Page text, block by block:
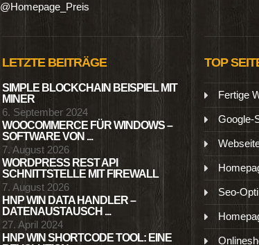
@Homepage_Preis
LETZTE BEITRÄGE
SIMPLE BLOCKCHAIN BEISPIEL MIT
MINER
6. September 2024
WOOCOMMERCE FÜR WINDOWS –
SOFTWARE VON ...
7. August 2026
WORDPRESS REST API
SCHNITTSTELLE MIT FIREWALL
7. August 2026
HNP WIN DATA HANDLER –
DATENAUSTAUSCH ...
27. April 2024
HNP WIN SHORTCODE TOOL: EINE
TOP
Fertige
Google-
Seo-